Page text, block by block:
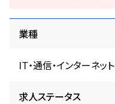
業種
IT・通信・インターネット
求人ステータス